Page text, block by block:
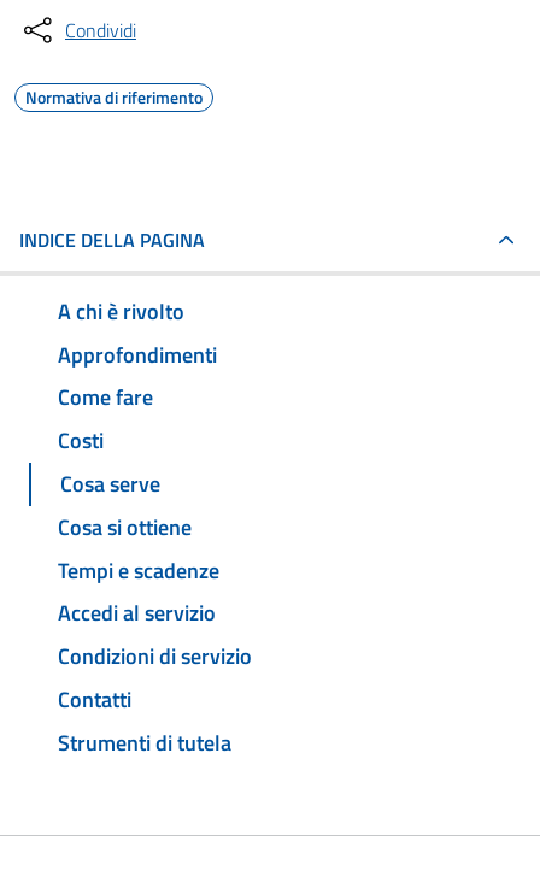
Condividi
Normativa di riferimento
INDICE DELLA PAGINA
A chi è rivolto
Approfondimenti
Come fare
Costi
Cosa serve
Cosa si ottiene
Tempi e scadenze
Accedi al servizio
Condizioni di servizio
Contatti
Strumenti di tutela